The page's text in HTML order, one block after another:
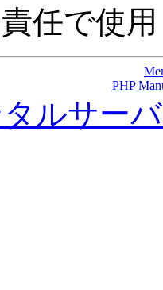
任で使
PHP
ルサー